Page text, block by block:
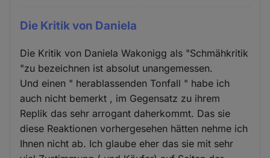
Die Kritik von Daniela
Die Kritik von Daniela Wakonigg als "Schmähkritik
"zu bezeichnen ist absolut unangemessen.
Und einen " herablassenden Tonfall " habe ich
auch nicht bemerkt , im Gegensatz zu ihrem
Replik das sehr arrogant daherkommt. Das sie
diese Reaktionen vorhergesehen hätten nehme ich
Ihnen nicht ab. Ich glaube eher das sie mit sehr